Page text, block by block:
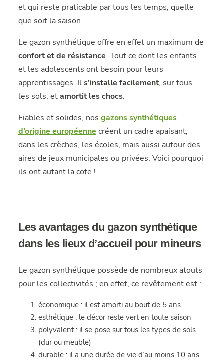
et qui reste praticable par tous les temps, quelle
que soit la saison.
Le gazon synthétique offre en effet un maximum de
confort et de résistance. Tout ce dont les enfants
et les adolescents ont besoin pour leurs
apprentissages. Ils’installe facilement, sur tous
les sols, etamortit les chocs.
Fiables et solides, nosgazons synthétiques
d’origine européenne créent un cadre apaisant,
dans les crèches, les écoles, mais aussi autour des
aires de jeux municipales ou privées. Voici pourquoi
ils ont autant la cote !
Les avantages du gazon synthétique
dans les lieux d’accueil pour mineurs
Le gazon synthétique possède de nombreux atouts
pour les collectivités ; en effet, ce revêtement est :
économique : il est amorti au bout de 5 ans
esthétique : le décor reste vert en toute saison
polyvalent : il se pose sur tous les types de sols
(dur ou meuble)
durable : il a une durée de vie d’au moins 10 ans